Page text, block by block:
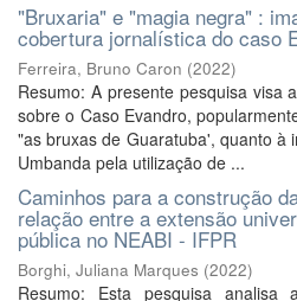
"Bruxaria" e "magia negra" :
cobertura jornalística do caso
Ferreira, Bruno Caron (2022)
Resumo: A presente pesquisa visa
sobre o Caso Evandro,
"as bruxas de Guaratuba', quanto à
Umbanda pela utilização de ...
Caminhos para a construção
relação entre a extensão
pública no NEABI - IFPR
Borghi, Juliana Marques (2022)
Resumo: Esta pesquisa analisa